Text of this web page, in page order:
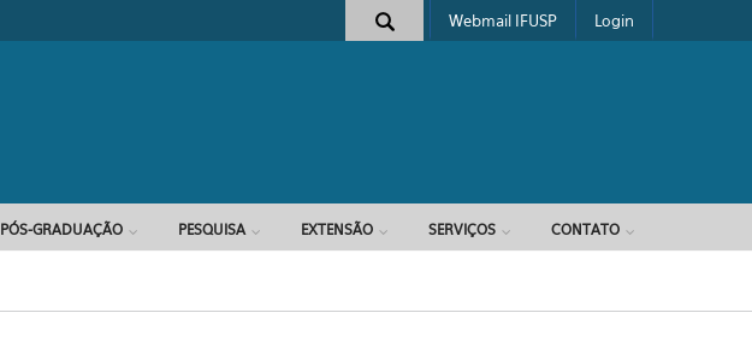
Formulário de busca
Webmail IFUSP Login
PÓS-GRADUAÇÃO PESQUISA EXTENSÃO SERVIÇOS CONTATO